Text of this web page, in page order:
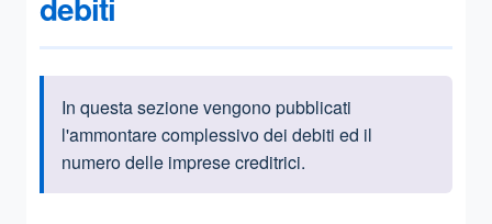
Informazioni introduttive
In questa sezione vengono pubblicati
l'ammontare complessivo dei debiti ed il
numero delle imprese creditrici.